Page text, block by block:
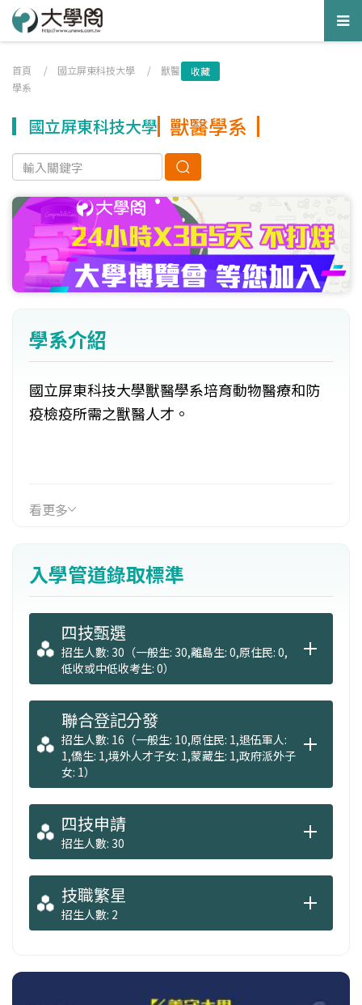
首頁 / 國立屏東科技大學 / 獸醫
學系
收藏
國立屏東科技大學 獸醫學系
學系介紹
國立屏東科技大學獸醫學系培育動物醫療和防
疫檢疫所需之獸醫人才。
看更多
入學管道錄取標準
四技甄選
招生人數: 30（一般生: 30,離島生: 0,原住民: 0,
低收或中低收考生: 0）
聯合登記分發
招生人數: 16（一般生: 10,原住民: 1,退伍軍人:
1,僑生: 1,境外人才子女: 1,蒙藏生: 1,政府派外子
女: 1）
四技申請
招生人數: 30
技職繁星
招生人數: 2